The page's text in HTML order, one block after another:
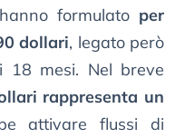
formulato per
dollari, legato però
18 mesi. Nel breve
rappresenta un
attivare flussi di